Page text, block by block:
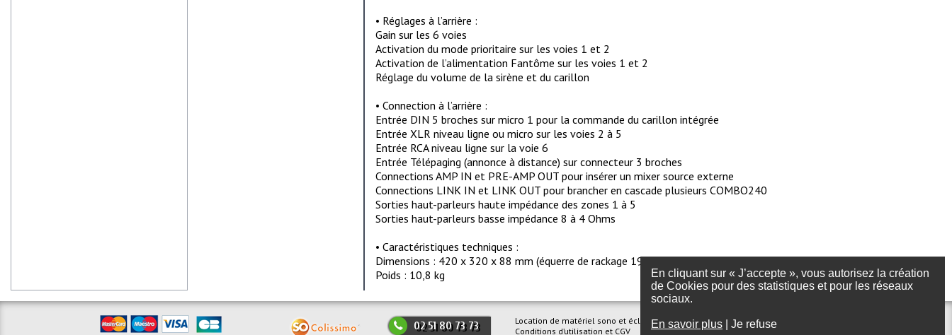
En cliquant sur « J’accepte », vous autorisez la création
de Cookies pour des statistiques et pour les réseaux
sociaux.
En savoir plus Je refuse
• Réglages à l’arrière :
Gain sur les 6 voies
Activation du mode prioritaire sur les voies 1 et 2
Activation de l’alimentation Fantôme sur les voies 1 et 2
Réglage du volume de la sirène et du carillon
• Connection à l’arrière :
Entrée DIN 5 broches sur micro 1 pour la commande du carillon intégrée
Entrée XLR niveau ligne ou micro sur les voies 2 à 5
Entrée RCA niveau ligne sur la voie 6
Entrée Télépaging (annonce à distance) sur connecteur 3 broches
Connections AMP IN et PRE-AMP OUT pour insérer un mixer source externe
Connections LINK IN et LINK OUT pour brancher en cascade plusieurs COMBO240
Sorties haut-parleurs haute impédance des zones 1 à 5
Sorties haut-parleurs basse impédance 8 à 4 Ohms
• Caractéristiques techniques :
Dimensions : 420 x 320 x 88 mm (équerre de rackage 19 pouces fournies)
Poids : 10,8 kg
02 51 80 73 73
Location de matériel sono et éclairage
Conditions d’utilisation et CGV
Foire aux questions
Plan du site